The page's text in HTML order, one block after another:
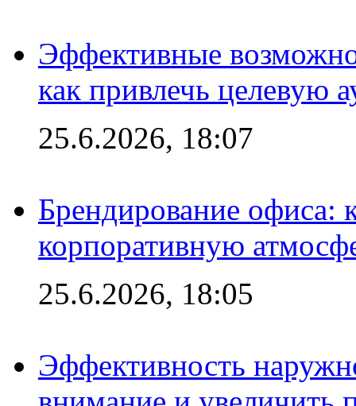
Эффективные
как привлечь целевую
25.6.2026, 18:07
Брендирование офиса:
корпоративную
25.6.2026, 18:05
Эффективность